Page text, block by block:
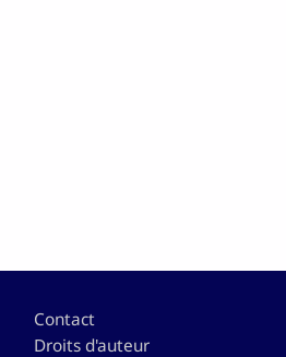
Pied de page
Contact
Droits d'auteur